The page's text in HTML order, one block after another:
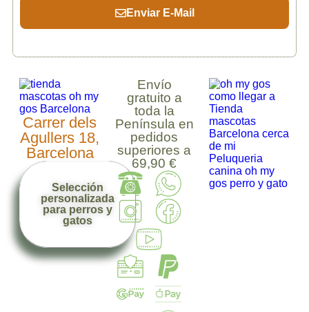
Enviar E-Mail
Carrer dels
Agullers 18,
Barcelona
Selección
personalizada
para perros y
gatos
Envío
gratuito a
toda la
Península en
pedidos
superiores a
69,90 €